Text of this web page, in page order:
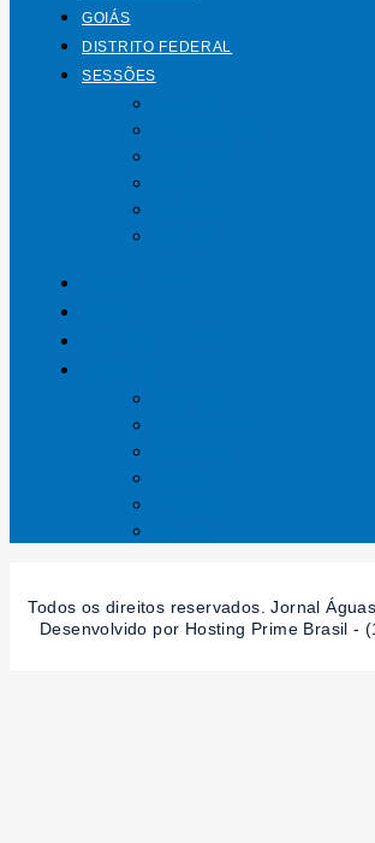
GOIÁS
DISTRITO FEDERAL
SESSÕES
Todos os direitos reservados. Jornal
Desenvolvido por Hosting Prime Brasil -